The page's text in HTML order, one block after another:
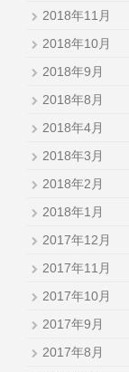
2018年11月
2018年10月
2018年9月
2018年8月
2018年4月
2018年3月
2018年2月
2018年1月
2017年12月
2017年11月
2017年10月
2017年9月
2017年8月